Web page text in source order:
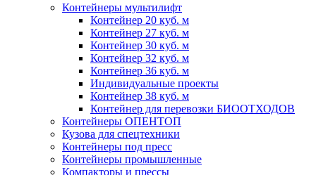
Контейнеры мультилифт
Контейнер 20 куб. м
Контейнер 27 куб. м
Контейнер 30 куб. м
Контейнер 32 куб. м
Контейнер 36 куб. м
Индивидуальные проекты
Контейнер 38 куб. м
Контейнер для перевозки БИООТХОДОВ
Контейнеры ОПЕНТОП
Кузова для спецтехники
Контейнеры под пресс
Контейнеры промышленные
Компакторы и прессы